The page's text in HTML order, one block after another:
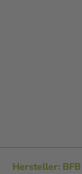
Hersteller: